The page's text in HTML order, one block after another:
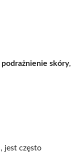
podrażnienie skóry,
jest często